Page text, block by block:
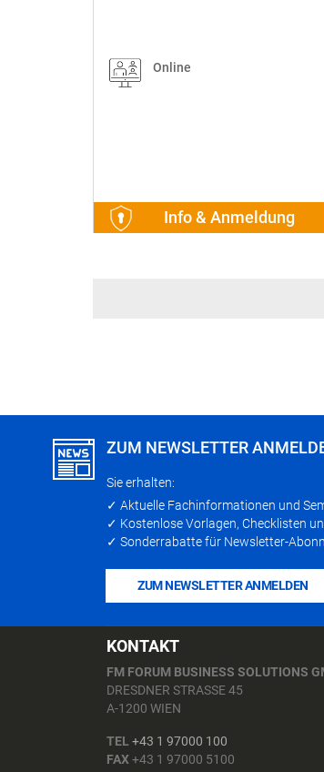
Online
Info & Anmeldung
ZUM NEWSLETTER
Sie erhalten:
✓ Aktuelle Fachinformationen und
✓ Kostenlose Vorlagen, Checklisten
✓ Sonderrabatte für Newsletter-
ZUM NEWSLETTER ANMELDEN
KONTAKT
FM FORUM BUSINESS SOLUTIONS
DRESDNER STRASSE 45
A-1200 WIEN
TEL +43 1 97000 100
FAX+43 1 97000 5100